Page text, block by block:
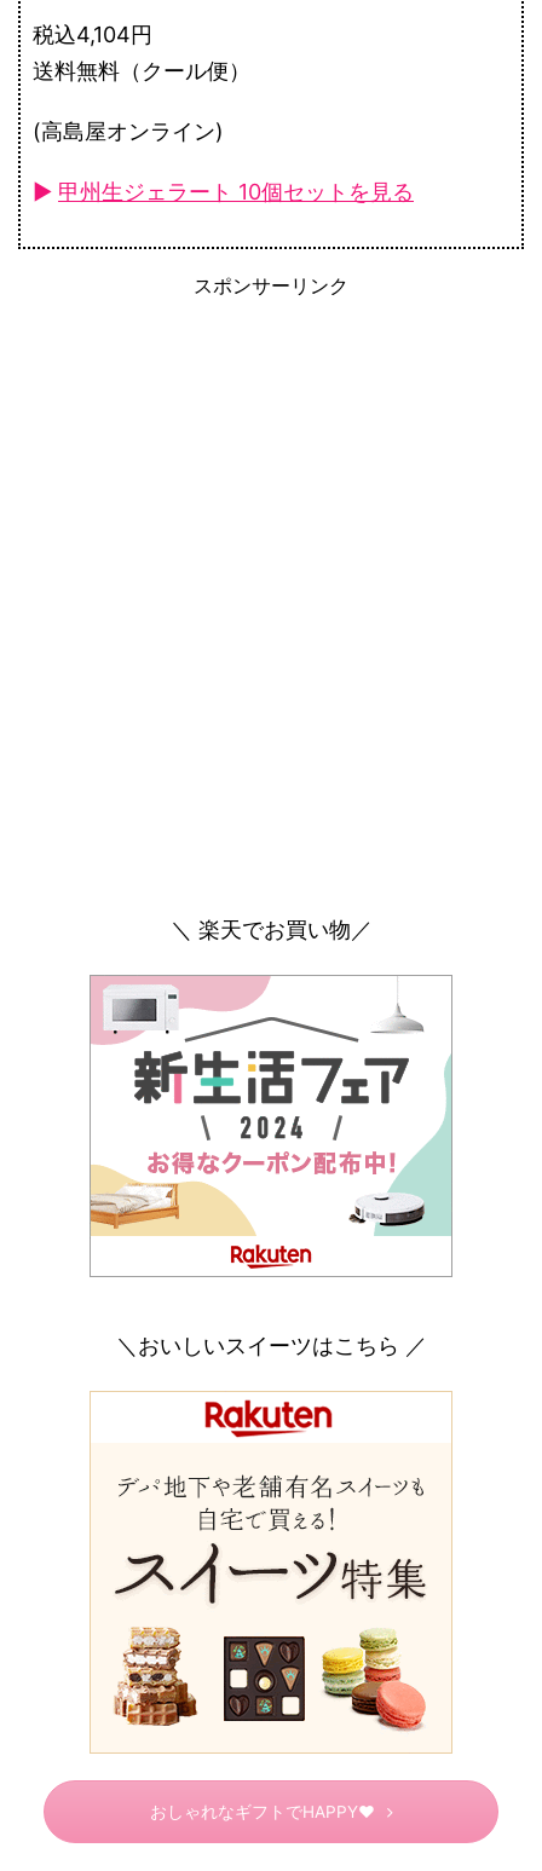
税込4,104円
送料無料（クール便）
(高島屋オンライン)
► 甲州生ジェラート 10個セットを見る
スポンサーリンク
＼ 楽天でお買い物／
＼おいしいスイーツはこちら ／
おしゃれなギフトでHAPPY♥